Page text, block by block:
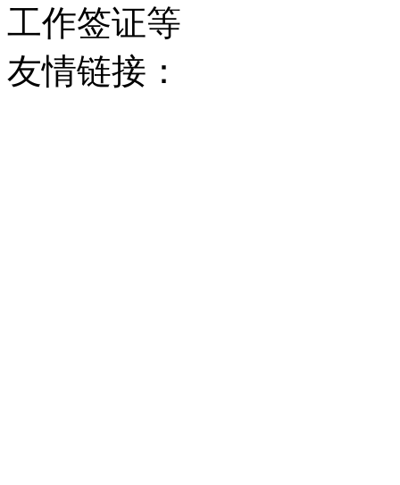
工作签证等
友情链接：